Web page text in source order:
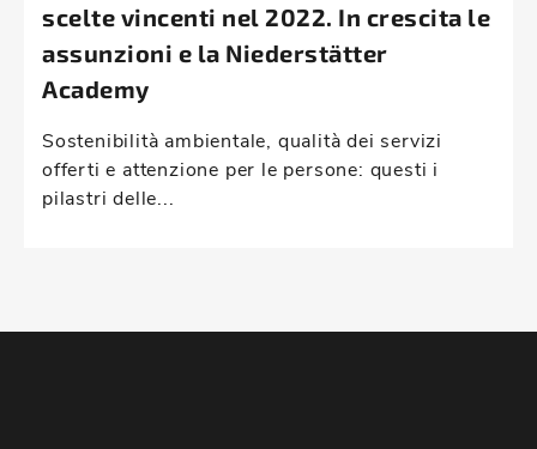
scelte vincenti nel 2022. In crescita le
assunzioni e la Niederstätter
Academy
Sostenibilità ambientale, qualità dei servizi
offerti e attenzione per le persone: questi i
pilastri delle...